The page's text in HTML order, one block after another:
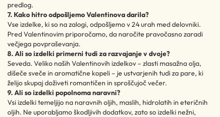
predlog.
7. Kako hitro odpošljemo Valentinova darila?
Vse izdelke, ki so na zalogi, odpošljemo v 24 urah med delovniki.
Pred Valentinovim priporočamo, da naročite pravočasno zaradi
večjega povpraševanja.
8. Ali so izdelki primerni tudi za razvajanje v dvoje?
Seveda. Veliko naših Valentinovih izdelkov – zlasti masažna olja,
dišeče sveče in aromatične kopeli – je ustvarjenih tudi za pare, ki
želijo skupaj doživeti romantičen in sproščujoč večer.
9. Ali so izdelki popolnoma naravni?
Vsi izdelki temeljijo na naravnih oljih, maslih, hidrolatih in eteričnih
oljih. Ne uporabljamo škodljivih dodatkov, zato so izdelki nežni,